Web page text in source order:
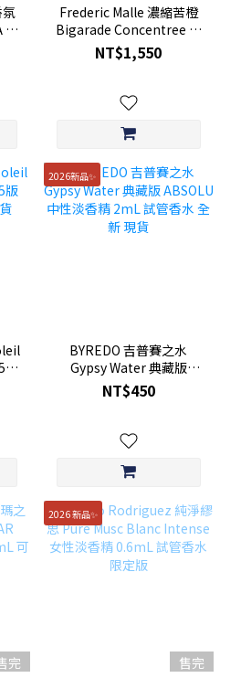
淡
Frederic Malle 濃縮苦橙
Bigarade Concentree 中
性淡香水 7mL 沾式 現貨
NT$1,550
版
2026新品✨
BYREDO 吉普賽之水
Gypsy Water 典藏版
ABSOLU 中性淡香精 2mL
試管香水 全新 現貨
NT$450
完
2026 新品✨
售完